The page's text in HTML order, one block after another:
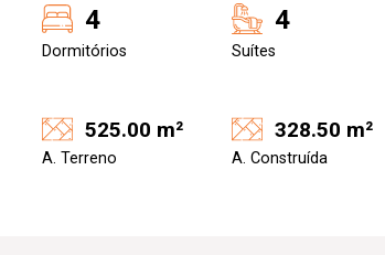
4
Dormitórios
4
Suítes
525.00 m²
A. Terreno
328.50 m²
A. Construída